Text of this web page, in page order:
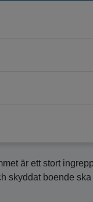
är ett stort
skyddat boende